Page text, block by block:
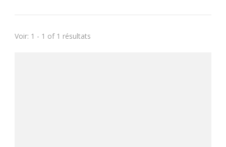
Voir: 1 - 1 of 1 résultats